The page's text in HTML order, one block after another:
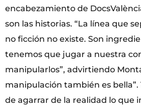
encabezamiento de
son las historias. “La línea que
no ficción no existe. Son
tenemos que jugar a nuestra
manipularlos”, advirtiendo
manipulación también es bella”.
de agarrar de la realidad lo que